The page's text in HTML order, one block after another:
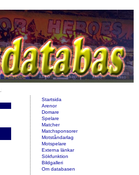
Startsida
Arenor
Domare
Spelare
Matcher
Matchsponsorer
Motståndarlag
Motspelare
Externa länkar
Sökfunktion
Bildgalleri
Om databasen